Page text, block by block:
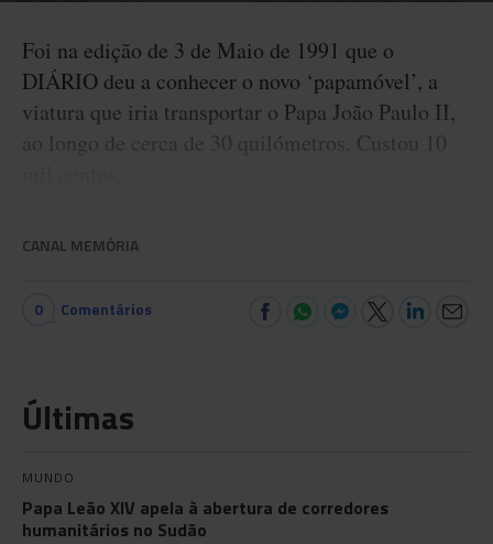
Foi na edição de 3 de Maio de 1991 que o
DIÁRIO deu a conhecer o novo ‘papamóvel’, a
viatura que iria transportar o Papa João Paulo II,
ao longo de cerca de 30 quilómetros. Custou 10
CANAL MEMÓRIA
0 Comentários
Últimas
MUNDO
Papa Leão XIV apela à abertura de corredores
humanitários no Sudão